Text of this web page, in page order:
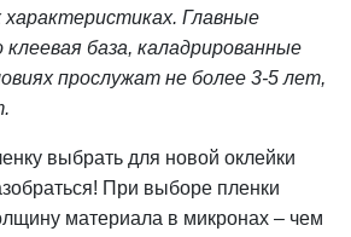
Главные
база, каладрированные
прослужат не более 3-5 лет,
выбрать для новой оклейки
При выборе пленки
материала в микронах – чем